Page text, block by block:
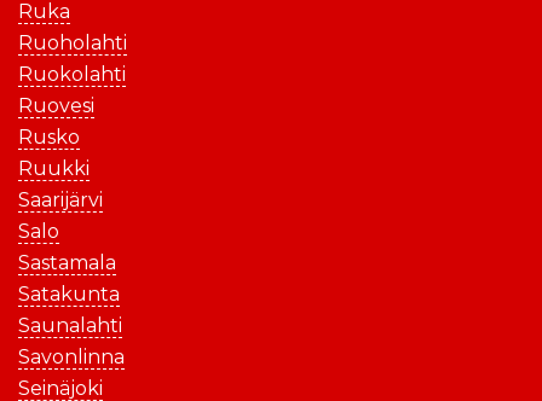
Ruka
Ruoholahti
Ruokolahti
Ruovesi
Rusko
Ruukki
Saarijärvi
Salo
Sastamala
Satakunta
Saunalahti
Savonlinna
Seinäjoki